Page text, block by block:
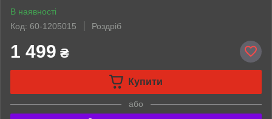
В наявності
Код: 60-1205015
Роздріб
1 499 ₴
Купити
або